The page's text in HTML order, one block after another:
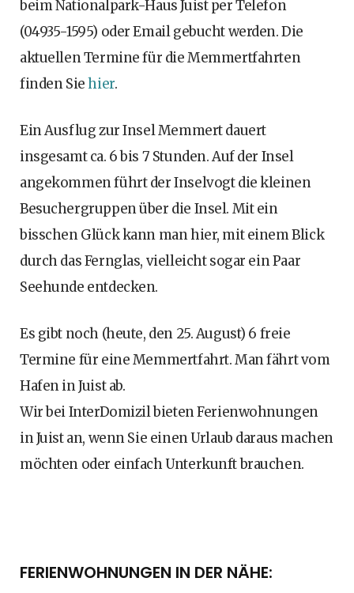
beim Nationalpark-Haus Juist per Telefon
(04935-1595) oder Email gebucht werden. Die
aktuellen Termine für die Memmertfahrten
finden Siehier.
Ein Ausflug zur Insel Memmert dauert
insgesamt ca. 6 bis 7 Stunden. Auf der Insel
angekommen führt der Inselvogt die kleinen
Besuchergruppen über die Insel. Mit ein
bisschen Glück kann man hier, mit einem Blick
durch das Fernglas, vielleicht sogar ein Paar
Seehunde entdecken.
Es gibt noch (heute, den 25. August) 6 freie
Termine für eine Memmertfahrt. Man fährt vom
Hafen in Juist ab.
Wir bei InterDomizil bieten Ferienwohnungen
in Juist an, wenn Sie einen Urlaub daraus machen
möchten oder einfach Unterkunft brauchen.
FERIENWOHNUNGEN IN DER NÄHE: